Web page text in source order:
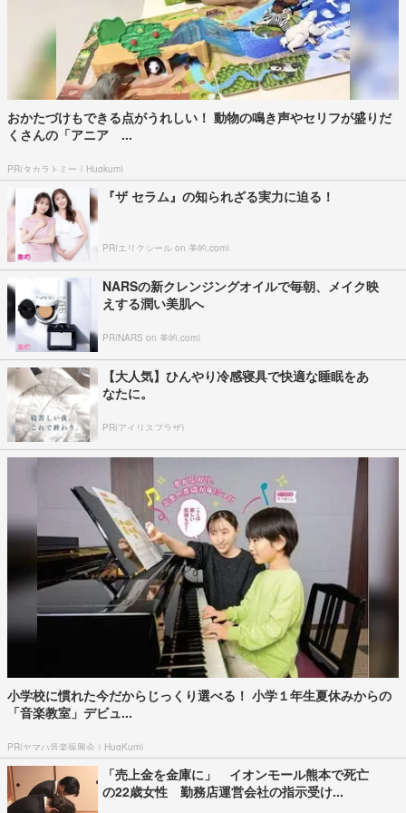
おかたづけもできる点がうれしい！ 動物の鳴き声やセリフが盛りだ
くさんの「アニア ...
PR(タカラトミー｜Hugkum)
『ザ セラム』の知られざる実力に迫る！
PR(エリクシール on 美的.com)
NARSの新クレンジングオイルで毎朝、メイク映
えする潤い美肌へ
PR(NARS on 美的.com)
【大人気】ひんやり冷感寝具で快適な睡眠をあ
なたに。
PR(アイリスプラザ)
小学校に慣れた今だからじっくり選べる！ 小学１年生夏休みからの
「音楽教室」デビュ...
PR(ヤマハ音楽振興会｜HugKum)
「売上金を金庫に」 イオンモール熊本で死亡
の22歳女性 勤務店運営会社の指示受け...